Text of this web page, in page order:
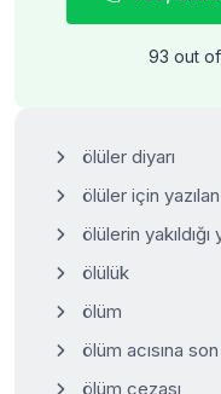
93 out
ölüler diyarı
ölüler için
ölülerin yakıldığı
ölülük
ölüm
ölüm acısına
ölüm cezası